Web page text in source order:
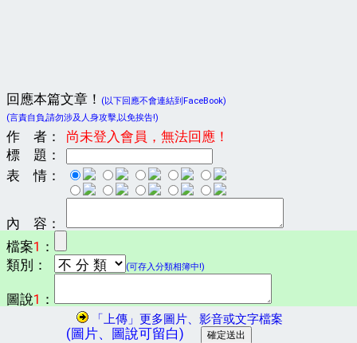
回應本篇文章！
(以下回應不會連結到FaceBook)
(言責自負,請勿涉及人身攻擊,以免挨告!)
作 者：
尚未登入會員，無法回應！
標 題：
表 情：
內 容：
檔案1 ：
類別：
(可存入分類相簿中!)
圖說1 ：
「上傳」更多圖片、影音或文字檔案
(圖片、圖說可留白)